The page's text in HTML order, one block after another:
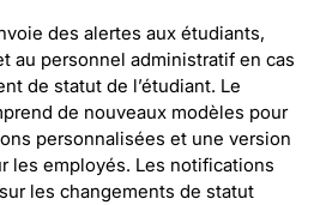
des alertes aux étudiants,
au personnel administratif en cas
de statut de l’étudiant. Le
de nouveaux modèles pour
personnalisées et une version
les employés. Les notifications
les changements de statut